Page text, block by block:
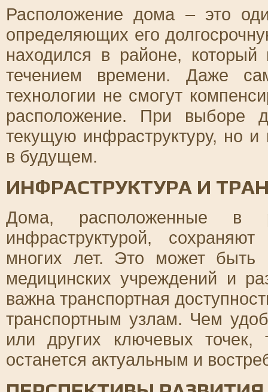
Расположение дома – это
определяющих его
находился в районе, который
течением времени. Даже
технологии не смогут
расположение. При выборе
текущую инфраструктуру, но
в будущем.
ИНФРАСТРУКТУРА И
Дома, расположенные в
инфраструктурой,
многих лет. Это может быть
медицинских учреждений и
важна транспортная
транспортным узлам. Чем
или других ключевых
останется актуальным и